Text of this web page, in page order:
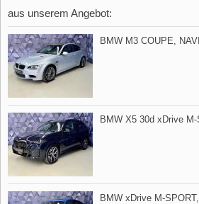
aus unserem Angebot:
BMW M3 COUPE,​
BMW X5 30d xDrive
BMW xDrive M​-